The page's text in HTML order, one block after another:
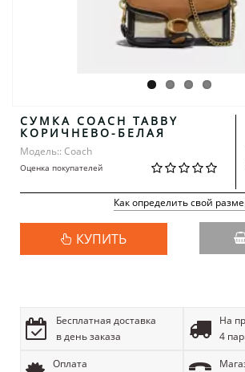
СУМКА COACH TABBY
КОРИЧНЕВО-БЕЛАЯ
Модель:: Coach
Оценка покупателей
Как определить свой
КУПИТЬ
Бесплатная доставка
в день заказа
На
4
Оплата